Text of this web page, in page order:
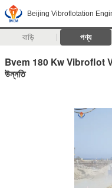
Beijing Vibroflotation
বাড়ি পণ্য
Bvem 180 Kw Vibroflot Vc
উন্নতি